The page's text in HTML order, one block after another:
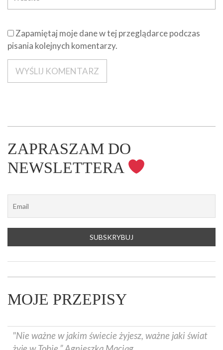
Zapamiętaj moje dane w tej przeglądarce podczas
pisania kolejnych komentarzy.
ZAPRASZAM DO
NEWSLETTERA
MOJE PRZEPISY
"Nie ważne w jakim świecie żyjesz, ważne jaki świat